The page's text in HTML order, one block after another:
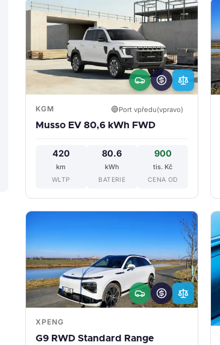
KGM 🔵Port vpředu(vpravo)
Musso EV 80,6 kWh FWD
420
km
WLTP
80.6
kWh
BATERIE
900
tis. Kč
CENA OD
XPENG
G9 RWD Standard Range